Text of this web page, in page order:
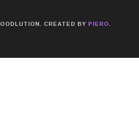
CREATED BY PIERO